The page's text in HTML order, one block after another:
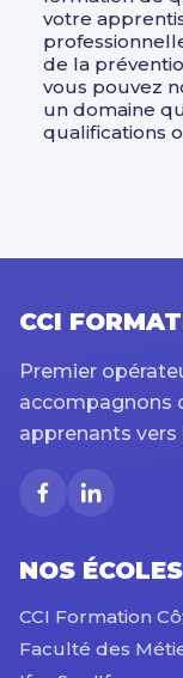
votre
de la
vous pouvez
un domaine
qualifications
CCI
Premier
accompagnons
apprenants
NOS ÉCOLES
CCI Formation
Faculté des